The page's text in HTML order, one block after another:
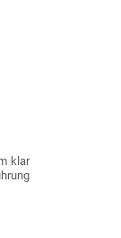
klar